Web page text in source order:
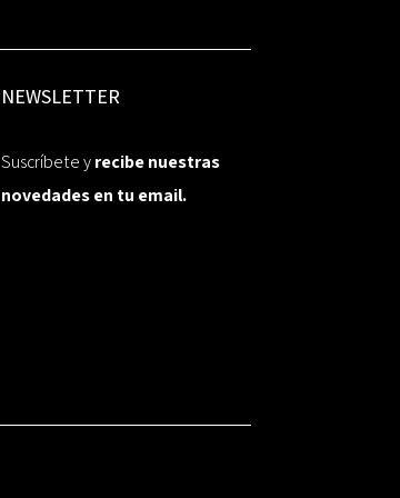
NEWSLETTER
Suscríbete yrecibe nuestras
novedades en tu email.